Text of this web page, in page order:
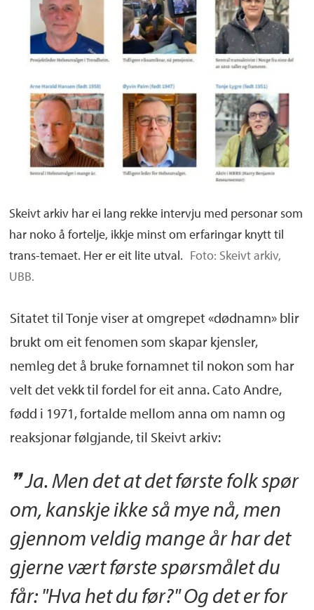
Skeivt arkiv har ei lang rekke intervju med personar som
har noko å fortelje, ikkje minst om erfaringar knytt til
trans-temaet. Her er eit lite utval. Foto: Skeivt arkiv,
UBB.
Sitatet til Tonje viser at omgrepet «dødnamn» blir
brukt om eit fenomen som skapar kjensler,
nemleg det å bruke fornamnet til nokon som har
velt det vekk til fordel for eit anna. Cato Andre,
fødd i 1971, fortalde mellom anna om namn og
reaksjonar følgjande, til Skeivt arkiv:
Ja. Men det at det første folk spør
om, kanskje ikke så mye nå, men
gjennom veldig mange år har det
gjerne vært første spørsmålet du
får: "Hva het du før?" Og det er for